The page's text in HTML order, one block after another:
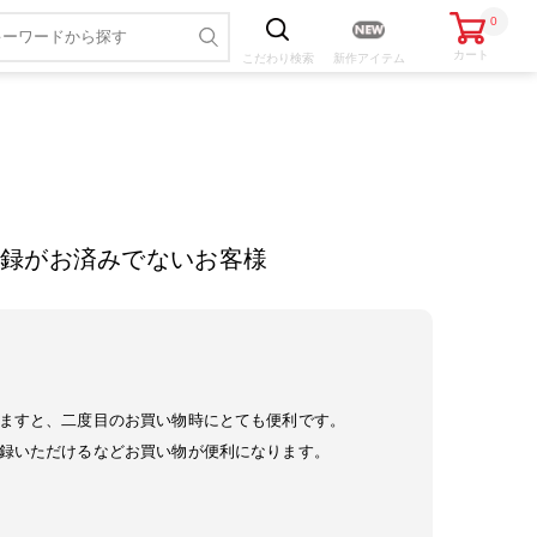
こだわり 検索 新作アイテム
0
カート
がお済みでないお客様
すと、二度目のお買い物時にとても便利です。
いただけるなどお買い物が便利になります。